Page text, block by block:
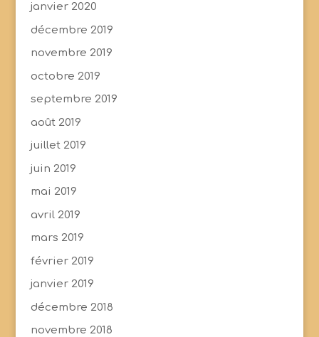
janvier 2020
décembre 2019
novembre 2019
octobre 2019
septembre 2019
août 2019
juillet 2019
juin 2019
mai 2019
avril 2019
mars 2019
février 2019
janvier 2019
décembre 2018
novembre 2018